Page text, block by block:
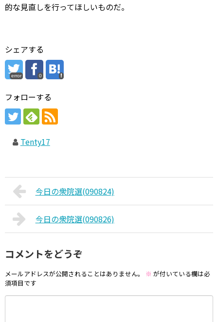
的な見直しを行ってほしいものだ。
シェアする
error 0
フォローする
Tenty17
今日の衆院選(090824)
今日の衆院選(090826)
コメントをどうぞ
メールアドレスが公開されることはありません。 ※ が付いている欄は必
須項目です